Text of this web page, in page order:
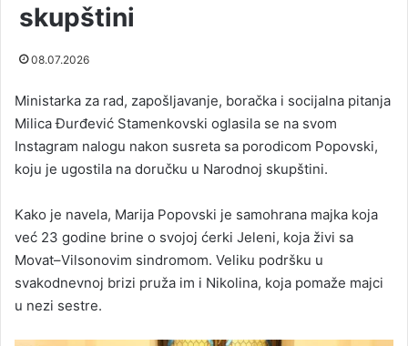
skupštini
08.07.2026
Ministarka za rad, zapošljavanje, boračka i socijalna pitanja
Milica Đurđević Stamenkovski oglasila se na svom
Instagram nalogu nakon susreta sa porodicom Popovski,
koju je ugostila na doručku u Narodnoj skupštini.
Kako je navela, Marija Popovski je samohrana majka koja
već 23 godine brine o svojoj ćerki Jeleni, koja živi sa
Movat–Vilsonovim sindromom. Veliku podršku u
svakodnevnoj brizi pruža im i Nikolina, koja pomaže majci
u nezi sestre.